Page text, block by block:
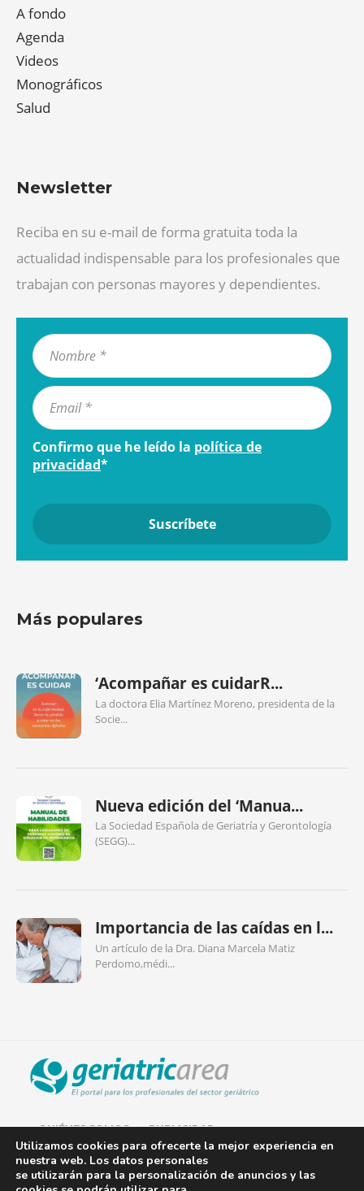
A fondo
Agenda
Videos
Monográficos
Salud
Newsletter
Reciba en su e-mail de forma gratuita toda la
actualidad indispensable para los profesionales que
trabajan con personas mayores y dependientes.
Confirmo que he leído la política de
privacidad*
Más populares
‘Acompañar es cuidarR...
La doctora Elia Martínez Moreno, presidenta de la
Socie...
Nueva edición del ‘Manua...
La Sociedad Española de Geriatría y Gerontología
(SEGG)...
Importancia de las caídas en l...
Un artículo de la Dra. Diana Marcela Matiz
Perdomo,médi...
QUIÉNES SOMOS PUBLICIDAD
AVISO LEGAL
Utilizamos cookies para ofrecerte la mejor experiencia en
nuestra web. Los datos personales
se utilizarán para la personalización de anuncios y las